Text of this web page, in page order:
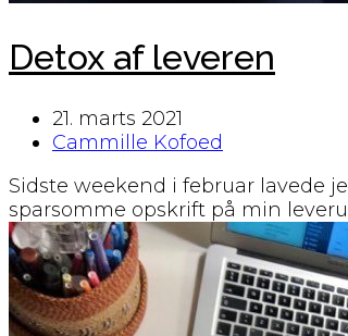
Detox af leveren
21. marts 2021
Cammille Kofoed
Sidste weekend i februar lavede
sparsomme opskrift på min